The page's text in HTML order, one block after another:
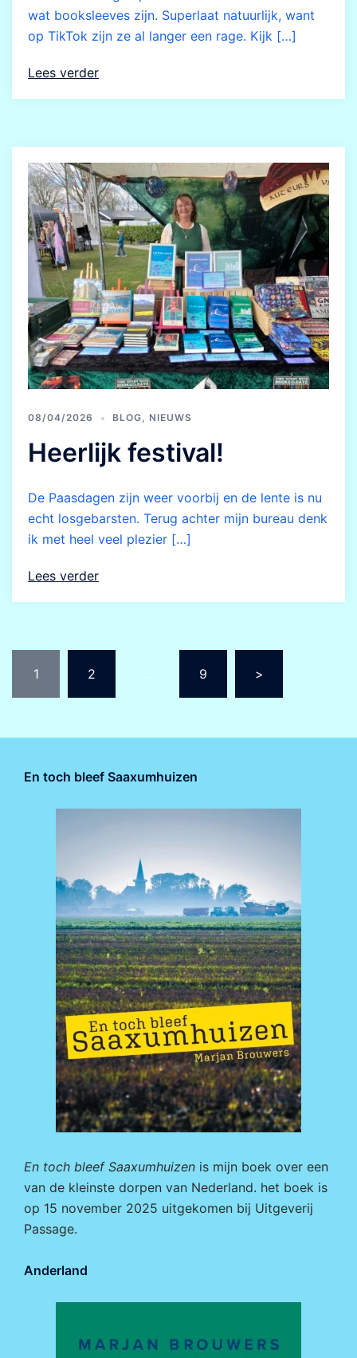
wat booksleeves zijn. Superlaat natuurlijk, want
op TikTok zijn ze al langer een rage. Kijk […]
Lees verder
08/04/2026 BLOG NIEUWS
Heerlijk festival!
De Paasdagen zijn weer voorbij en de lente is nu
echt losgebarsten. Terug achter mijn bureau denk
ik met heel veel plezier […]
Lees verder
paginering
1 2 … 9 >
En toch bleef Saaxumhuizen
En toch bleef Saaxumhuizen is mijn boek over een
van de kleinste dorpen van Nederland. het boek is
op 15 november 2025 uitgekomen bij Uitgeverij
Passage.
Anderland